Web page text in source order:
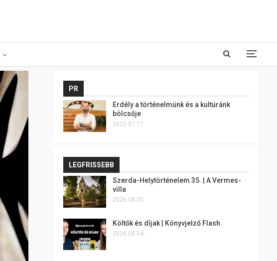
PR
Erdély a történelmünk és a kultúránk
bölcsője
2025.07.17.
LEGFRISSEBB
Szerda-Helytörténelem 35. | A Vermes-
villa
2026.08.05.
Költők és díjak | Könyvjelző Flash
2026.08.04.